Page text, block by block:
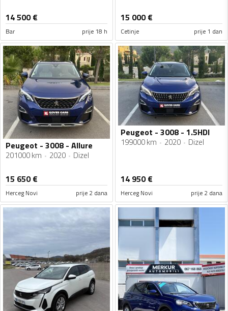
14 500€
Bar prije 18 h
15 000€
Cetinje prije 1 dan
Peugeot - 3008 - Allure
201000 km 2020 Dizel
15 650€
Herceg Novi prije 2 dana
Peugeot - 3008 - 1.5HDI
199000 km 2020 Dizel
14 950€
Herceg Novi prije 2 dana